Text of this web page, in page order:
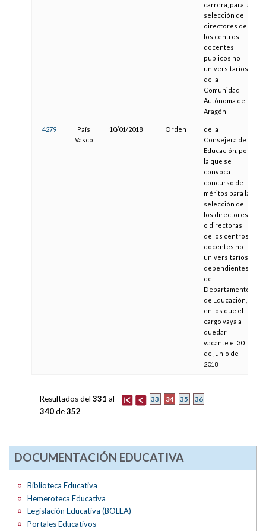
carrera, para la
selección de
directores de
los centros
docentes
públicos no
universitarios
de la
Comunidad
Autónoma de
Aragón
4279
País
Vasco
10/01/2018 Orden
de la
Consejera de
Educación, por
la que se
convoca
concurso de
méritos para la
selección de
los directores
o directoras
de los centros
docentes no
universitarios
dependientes
del
Departamento
de Educación,
en los que el
cargo vaya a
quedar
vacante el 30
de junio de
2018
33 34 35 36
Resultados del 331 al
340de352
DOCUMENTACIÓN EDUCATIVA
Biblioteca Educativa
Hemeroteca Educativa
Legislación Educativa (BOLEA)
Portales Educativos